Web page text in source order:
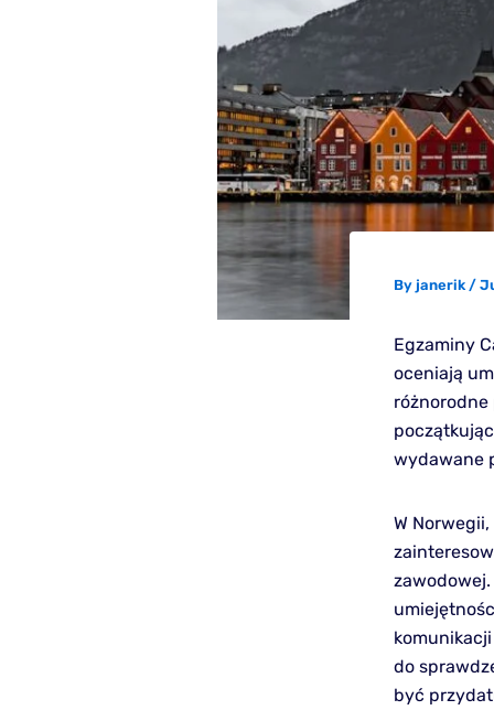
By janerik/
Egzaminy
oceniają
różnorodne
wydawane
W
do
być